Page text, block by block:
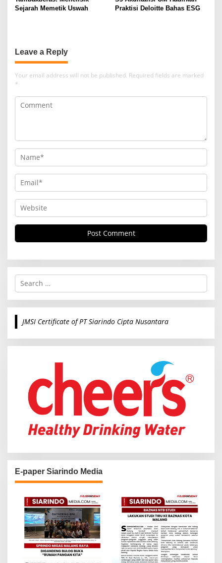
Sejarah Memetik Uswah
Praktisi Deloitte Bahas ESG
Leave a Reply
Your email address will not be published. Required fields are marked
*
S
r
c
o
JMSI Certificate of PT Siarindo Cipta Nusantara
E-paper Siarindo Media